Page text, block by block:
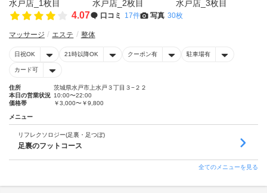
4.07 口コミ 17件 写真 30枚
マッサージ エステ 整体
日祝OK 21時以降OK クーポン有 駐車場有
カード可
住所
茨城県水戸市上水戸３丁目３−２２
本日の営業状況 10:00〜22:00
価格帯
￥3,000〜￥9,800
メニュー
リフレクソロジー(足裏・足つぼ)
足裏のフットコース
全てのメニューを見る